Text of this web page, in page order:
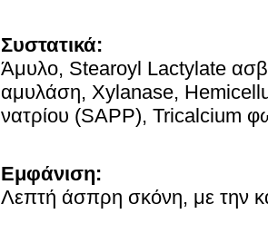
Συστατικά:
Άμυλο, Stearoyl Lactylate
αμυλάση, Xylanase,
νατρίου (SAPP), Tricalcium
Εμφάνιση:
Λεπτή άσπρη σκόνη, με την